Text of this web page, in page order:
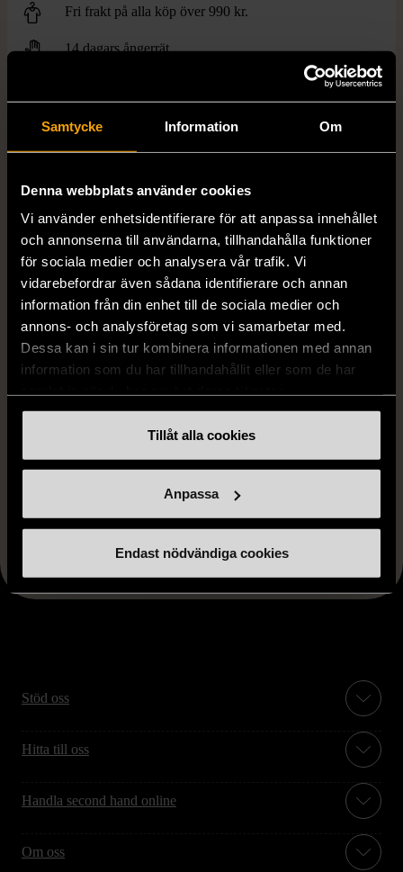
Samtycke Information Om
Denna webbplats använder cookies
Vi använder enhetsidentifierare för att anpassa innehållet
och annonserna till användarna, tillhandahålla funktioner
för sociala medier och analysera vår trafik. Vi
vidarebefordrar även sådana identifierare och annan
information från din enhet till de sociala medier och
annons- och analysföretag som vi samarbetar med.
Dessa kan i sin tur kombinera informationen med annan
information som du har tillhandahållit eller som de har
Tillåt alla cookies
Anpassa
Endast nödvändiga cookies
Fri frakt på alla köp över 990 kr.
14 dagars ångerrät.
FRÅN SAMMA VARUMÄRKE
Hitta produkter från samma varumärke
RÖRSTRAND
Stöd oss
Hitta till oss
Handla second hand online
Om oss